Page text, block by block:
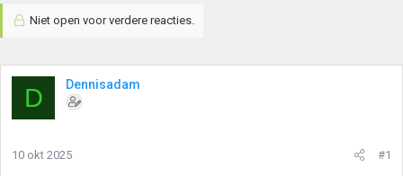
Niet open voor verdere reacties.
D Dennisadam
10 okt 2025 #1